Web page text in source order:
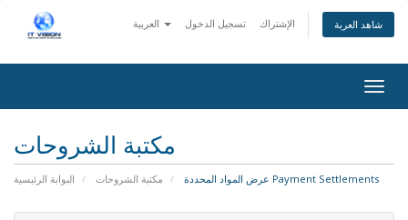
تسجيل الدخول الإشتراك شاهد العربة
مكتبة الشروحات
البوابة الرئيسية مكتبة الشروحات عرض المواد المحددة Payment Settlements